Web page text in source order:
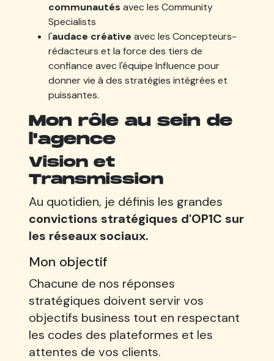
communautés avec les Community
Specialists
l'audace créative avec les Concepteurs-
rédacteurs et la force des tiers de
confiance avec l'équipe Influence pour
donner vie à des stratégies intégrées et
puissantes.
Mon rôle au sein de
l'agence
Vision et
Transmission
Au quotidien, je définis les grandes
convictions stratégiques d'OP1C sur
les réseaux sociaux.
Mon objectif
Chacune de nos réponses
stratégiques doivent servir vos
objectifs business tout en respectant
les codes des plateformes et les
attentes de vos clients.